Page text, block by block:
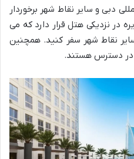
دبی و سایر نقاط شهر برخوردار
در نزدیکی هتل قرار دارد که می
نقاط شهر سفر کنید. همچنین
در دسترس هستند.